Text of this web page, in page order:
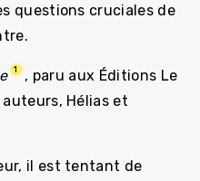
questions cruciales de
1
, paru aux Éditions Le
Hélias et
il est tentant de